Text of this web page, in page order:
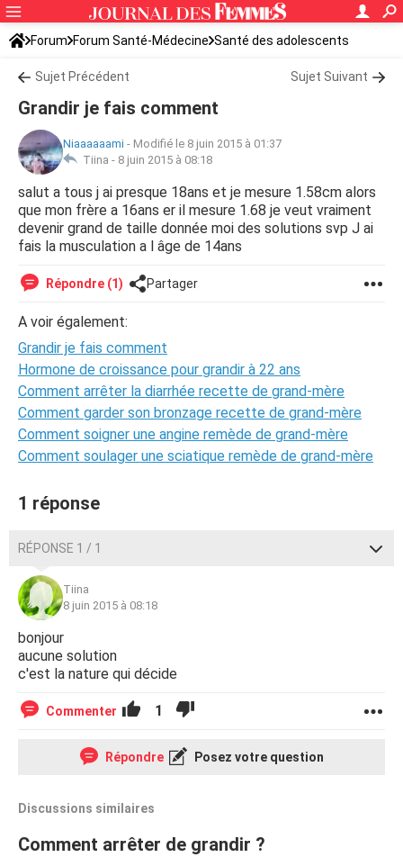
Forum Forum Santé-Médecine Santé des adolescents
Sujet Précédent Sujet Suivant
Grandir je fais comment
Niaaaaaami - Modifié le 8 juin 2015 à 01:37
Tiina - 8 juin 2015 à 08:18
salut a tous j ai presque 18ans et je mesure 1.58cm alors
que mon frère a 16ans er il mesure 1.68 je veut vraiment
devenir grand de taille donnée moi des solutions svp J ai
fais la musculation a l âge de 14ans
Répondre (1) Partager
A voir également:
Grandir je fais comment
Hormone de croissance pour grandir à 22 ans
Comment arrêter la diarrhée recette de grand-mère
Comment garder son bronzage recette de grand-mère
Comment soigner une angine remède de grand-mère
Comment soulager une sciatique remède de grand-mère
1 réponse
RÉPONSE 1 / 1
Tiina
8 juin 2015 à 08:18
bonjour
aucune solution
c'est la nature qui décide
Commenter 1
Répondre Posez votre question
Discussions similaires
Comment arrêter de grandir ?